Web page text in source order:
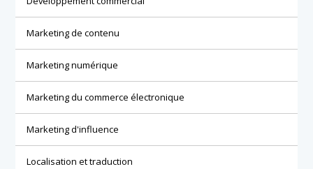
Marketing de contenu
Marketing numérique
Marketing du commerce électronique
Marketing d'influence
Localisation et traduction